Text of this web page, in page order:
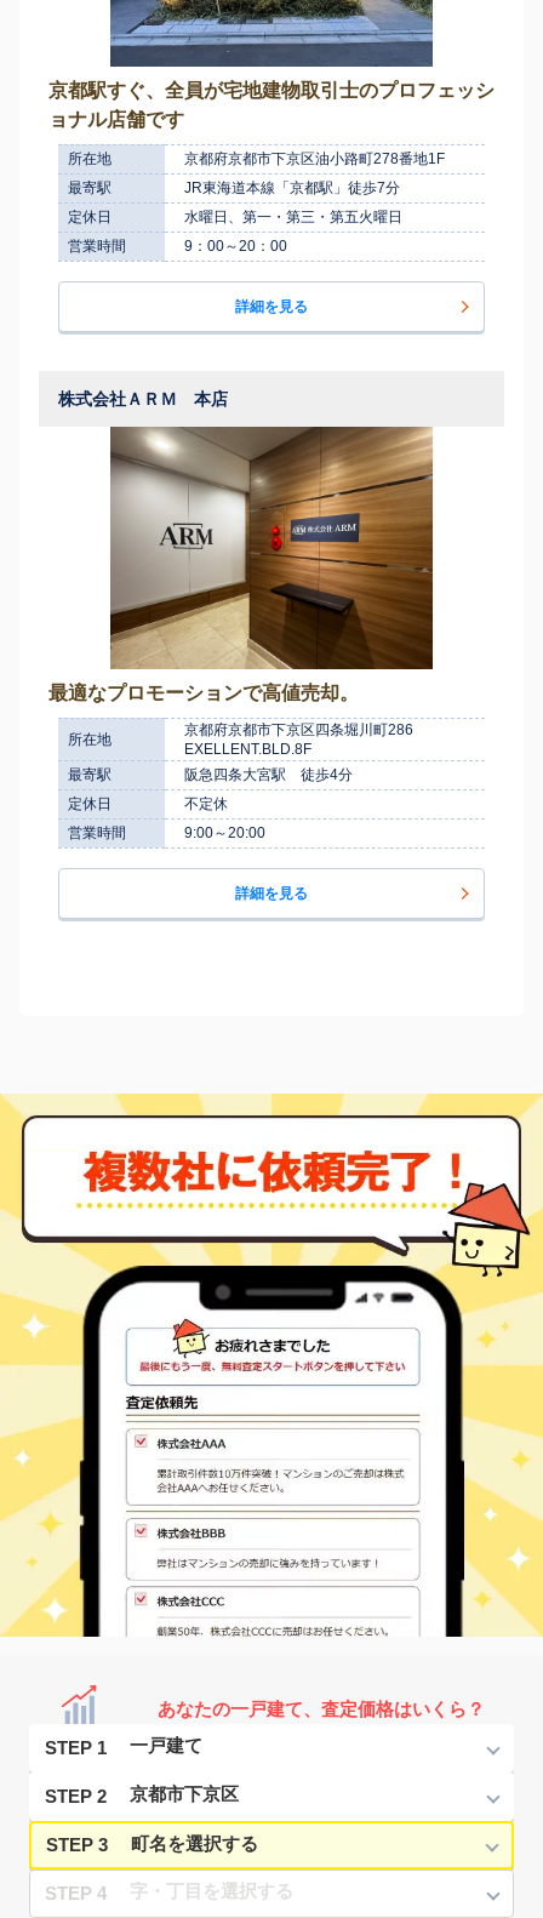
京都駅すぐ、全員が宅地建物取引士のプロフェッシ
ョナル店舗です
所在地
京都府京都市下京区油小路町278番地1F
最寄駅
JR東海道本線「京都駅」徒歩7分
定休日
水曜日、第一・第三・第五火曜日
営業時間
9：00～20：00
詳細を見る
株式会社ＡＲＭ 本店
最適なプロモーションで高値売却。
所在地
京都府京都市下京区四条堀川町286
EXELLENT.BLD.8F
最寄駅
阪急四条大宮駅 徒歩4分
定休日
不定休
営業時間
9:00～20:00
詳細を見る
あなたの一戸建て、査定価格はいくら？
STEP 1
STEP 2
STEP 3
STEP 4